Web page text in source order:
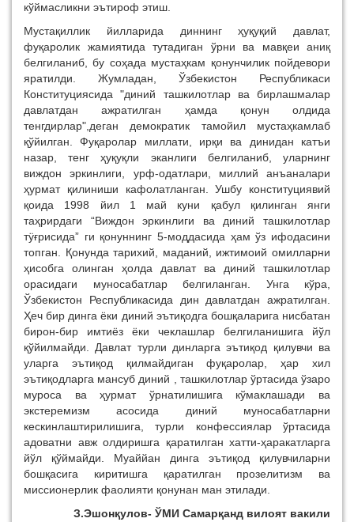
кўймасликни эътироф этиш.
Мустақиллик йилларида диннинг ҳуқуқий давлат,
фуқаролик жамиятида тутадиган ўрни ва мавқеи аниқ
белгиланиб, бу соҳада мустаҳкам қонунчилик пойдевори
яратилди. Жумладан, Ўзбекистон Республикаси
Конституциясида "диний ташкилотлар ва бирлашмалар
давлатдан ажратилган ҳамда қонун олдида
тенгдирлар",деган демократик тамойил мустаҳкамлаб
қўйилган. Фуқаролар миллати, ирқи ва динидан катъи
назар, тенг ҳуқуқли эканлиги белгиланиб, уларнинг
виждон эркинлиги, урф-одатлари, миллий анъаналари
ҳурмат қилиниши кафолатланган. Ушбу конституциявий
қоида 1998 йил 1 май куни қабул қилинган янги
таҳрирдаги “Виждон эркинлиги ва диний ташкилотлар
тӱғрисида” ги қонуннинг 5-моддасида ҳам ўз ифодасини
топган. Қонунда тарихий, маданий, ижтимоий омилларни
ҳисобга олинган ҳолда давлат ва диний ташкилотлар
орасидаги муносабатлар белгиланган. Унга кўра,
Ўзбекистон Республикасида дин давлатдан ажратилган.
Ҳеч бир динга ёки диний эътиқодга бошқаларига нисбатан
бирон-бир имтиёз ёки чеклашлар белгиланишига йўл
қўйилмайди. Давлат турли динларга эътиқод қилувчи ва
уларга эътиқод қилмайдиган фуқаролар, ҳар хил
эътиқодларга мансуб диний , ташкилотлар ўртасида ўзаро
муроса ва ҳурмат ўрнатилишига кўмаклашади ва
экстеремизм асосида диний муносабатларни
кескинлаштирилишига, турли конфессиялар ўртасида
адоватни авж олдиришга қаратилган хатти-ҳаракатларга
йўл қўймайди. Муаййан динга эътиқод қилувчиларни
бошқасига киритишга қаратилган прозелитизм ва
миссионерлик фаолияти қонунан ман этилади.
З.Эшонқулов- ЎМИ Самарқанд вилоят вакили